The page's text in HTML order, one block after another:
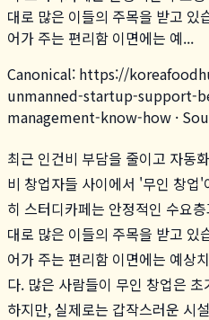
대로 많은 이들의 주목을 받고
어가 주는 편리함 이면에는 예...
Canonical: https://
unmanned-startup-support-
management-know-how ·
최근 인건비 부담을 줄이고 자동
비 창업자들 사이에서 '무인 창업
히 스터디카페는 안정적인 수요
대로 많은 이들의 주목을 받고
어가 주는 편리함 이면에는 예상
다. 많은 사람들이 무인 창업은
하지만, 실제로는 갑작스러운 시